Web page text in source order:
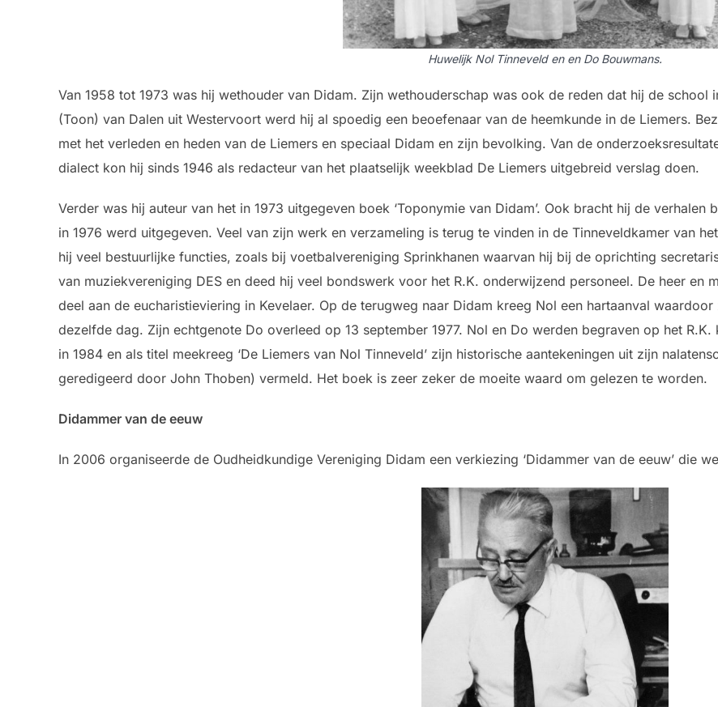
Huwelijk Nol Tinneveld en en Do Bouwmans.
Van 1958 tot 1973 was hij wethouder van Didam. Zijn wethouderschap was ook de reden dat hij de school
(Toon) van Dalen uit Westervoort werd hij al spoedig een beoefenaar van de heemkunde in de Liemers.
met het verleden en heden van de Liemers en speciaal Didam en zijn bevolking. Van de
dialect kon hij sinds 1946 als redacteur van het plaatselijk weekblad De Liemers uitgebreid verslag doen.
Verder was hij auteur van het in 1973 uitgegeven boek ‘Toponymie van Didam’. Ook bracht hij de verhalen
in 1976 werd uitgegeven. Veel van zijn werk en verzameling is terug te vinden in de Tinneveldkamer van
hij veel bestuurlijke functies, zoals bij voetbalvereniging Sprinkhanen waarvan hij bij de oprichting
van muziekvereniging DES en deed hij veel bondswerk voor het R.K. onderwijzend personeel. De heer en
deel aan de eucharistieviering in Kevelaer. Op de terugweg naar Didam kreeg Nol een hartaanval
dezelfde dag. Zijn echtgenote Do overleed op 13 september 1977. Nol en Do werden begraven op het
in 1984 en als titel meekreeg ‘De Liemers van Nol Tinneveld’ zijn historische aantekeningen uit zijn
geredigeerd door John Thoben) vermeld. Het boek is zeer zeker de moeite waard om gelezen te worden.
Didammer van de eeuw
In 2006 organiseerde de Oudheidkundige Vereniging Didam een verkiezing ‘Didammer van de eeuw’ die